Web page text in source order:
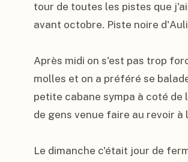
tour de toutes les pistes que
avant octobre. Piste noire
Après midi on s'est pas trop
molles et on a préféré se
petite cabane sympa à coté de
de gens venue faire au revoir à
Le dimanche c'était jour de